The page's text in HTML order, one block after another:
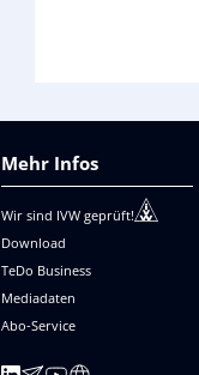
Mehr Infos
Wir sind IVW geprüft!
Download
TeDo Business
Mediadaten
Abo-Service